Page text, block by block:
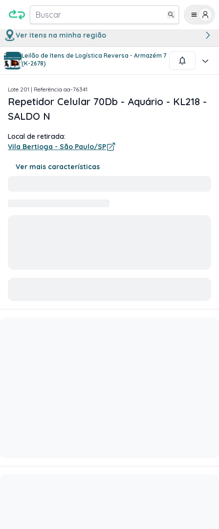
Buscar
Ver itens na minha região
Leilão de Itens de Logística Reversa - Armazém 7
(K-2678)
1/4
Lote 201 | Referência aa-76341
Repetidor Celular 70Db - Aquário - KL218 -
SALDO N
Local de retirada:
Vila Bertioga - São Paulo/SP
Ver mais características